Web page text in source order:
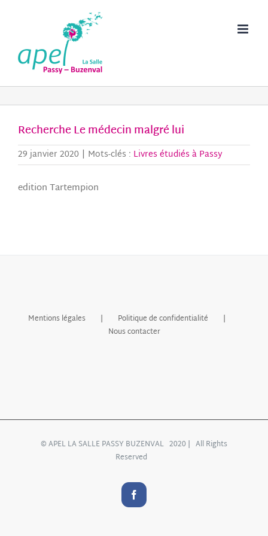
Recherche Le médecin malgré lui
29 janvier 2020 | Mots-clés : Livres étudiés à Passy
edition Tartempion
Mentions légales
Politique de confidentialité
Nous contacter
© APEL LA SALLE PASSY BUZENVAL 2020 | All Rights
Reserved